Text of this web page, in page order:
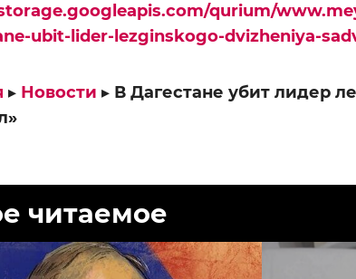
qurium/
ubit-lider-lezginskogo-dvizheniya-
▸ Новости ▸ В Дагестане убит лидер
читаемое